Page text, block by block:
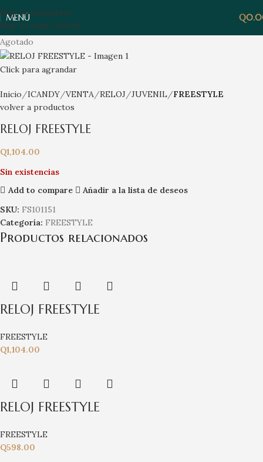
Skip to navigation
Skip to main content
MENÚ Q
Agotado
Click para agrandar
Inicio ICANDY VENTA RELOJ JUVENIL
FREESTYLE
volver a productos
RELOJ FREESTYLE
Q1,104.00
Sin existencias
Add to compare
Añadir a la lista de deseos
SKU: FS101151
Categoría: FREESTYLE
Productos relacionados
RELOJ FREESTYLE
FREESTYLE
Q1,104.00
RELOJ FREESTYLE
FREESTYLE
Q598.00